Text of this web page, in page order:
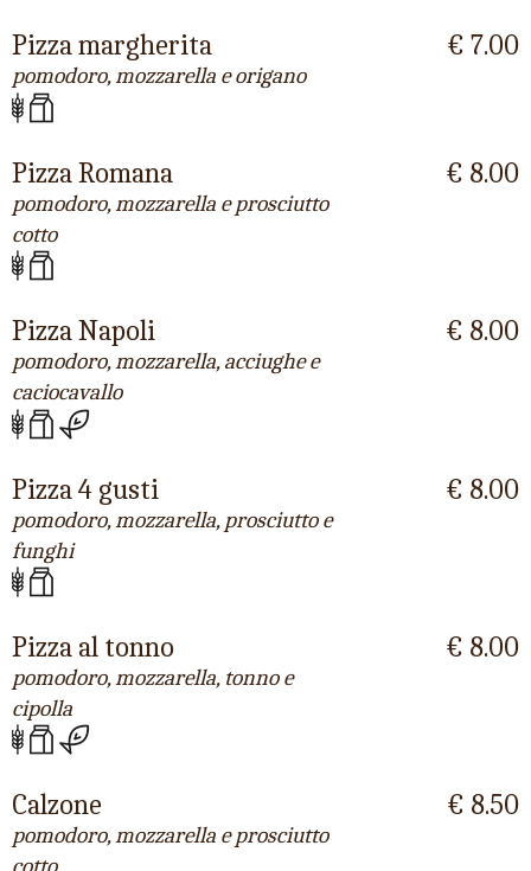
Pizza margherita
pomodoro, mozzarella e origano
€ 7.00
Pizza Romana
pomodoro, mozzarella e prosciutto
cotto
€ 8.00
Pizza Napoli
pomodoro, mozzarella, acciughe e
caciocavallo
€ 8.00
Pizza 4 gusti
pomodoro, mozzarella, prosciutto e
funghi
€ 8.00
Pizza al tonno
pomodoro, mozzarella, tonno e
cipolla
€ 8.00
Calzone
pomodoro, mozzarella e prosciutto
€ 8.50